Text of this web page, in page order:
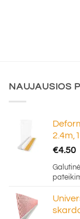
NAUJAUSIOS
€4.50